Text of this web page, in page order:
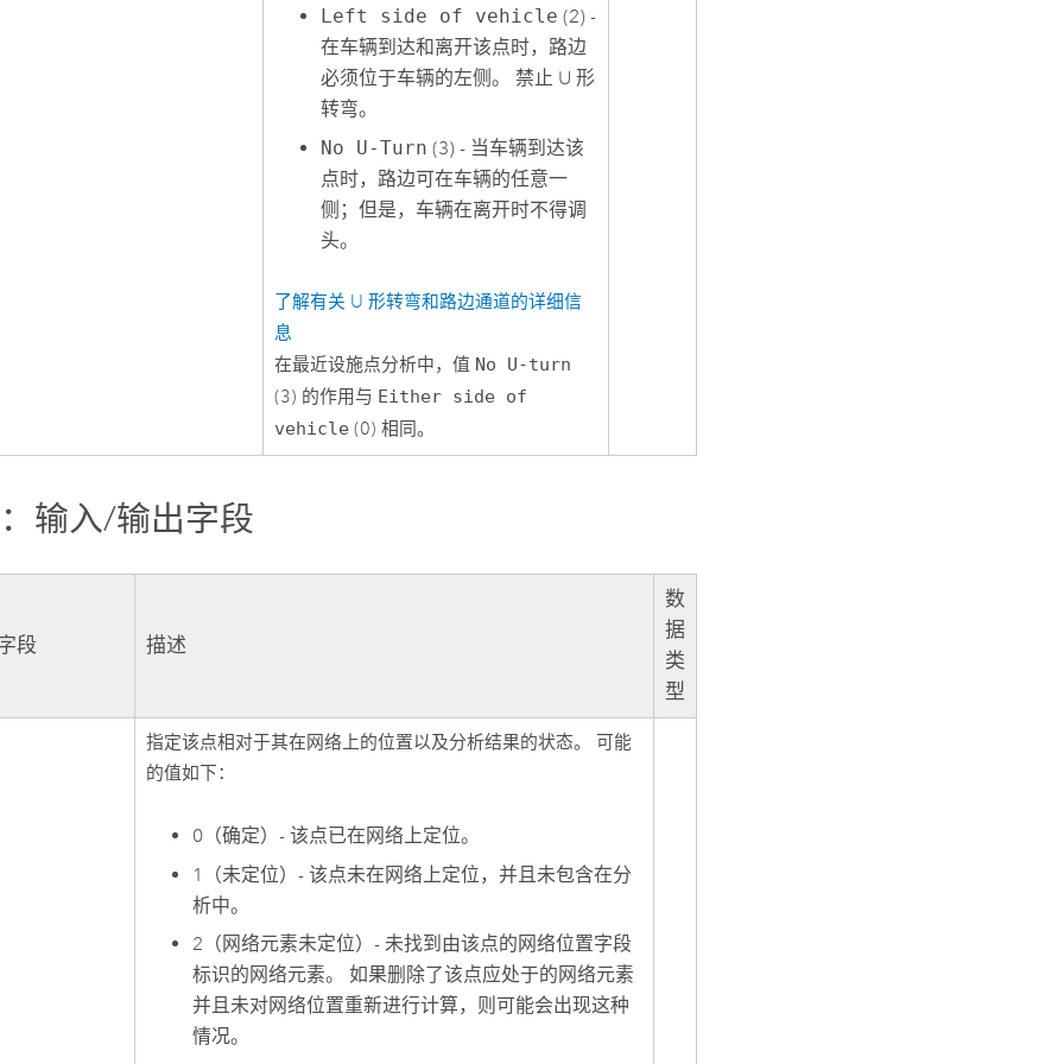
Left side of vehicle (2) -
在车辆到达和离开该点时，路边
必须位于车辆的左侧。 禁止 U 形
转弯。
No U-Turn (3) - 当车辆到达该
点时，路边可在车辆的任意一
侧；但是，车辆在离开时不得调
头。
了解有关 U 形转弯和路边通道的详细信
息
在最近设施点分析中，值 No U-turn
(3) 的作用与 Either side of
vehicle (0) 相同。
输入/输出字段
段 描述
数
据
类
型
指定该点相对于其在网络上的位置以及分析结果的状态。 可能
的值如下：
0（确定）- 该点已在网络上定位。
1（未定位）- 该点未在网络上定位，并且未包含在分
析中。
2（网络元素未定位）- 未找到由该点的网络位置字段
标识的网络元素。 如果删除了该点应处于的网络元素
并且未对网络位置重新进行计算，则可能会出现这种
情况。